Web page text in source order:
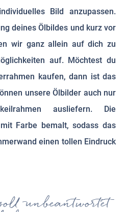
Bild anzupassen.
deines Ölbildes und kurz vor
wir ganz allein auf dich zu
auf. Möchtest du
kaufen, dann ist das
unsere Ölbilder auch nur
ausliefern. Die
Farbe bemalt, sodass das
einen tollen Eindruck
unbeantwortet